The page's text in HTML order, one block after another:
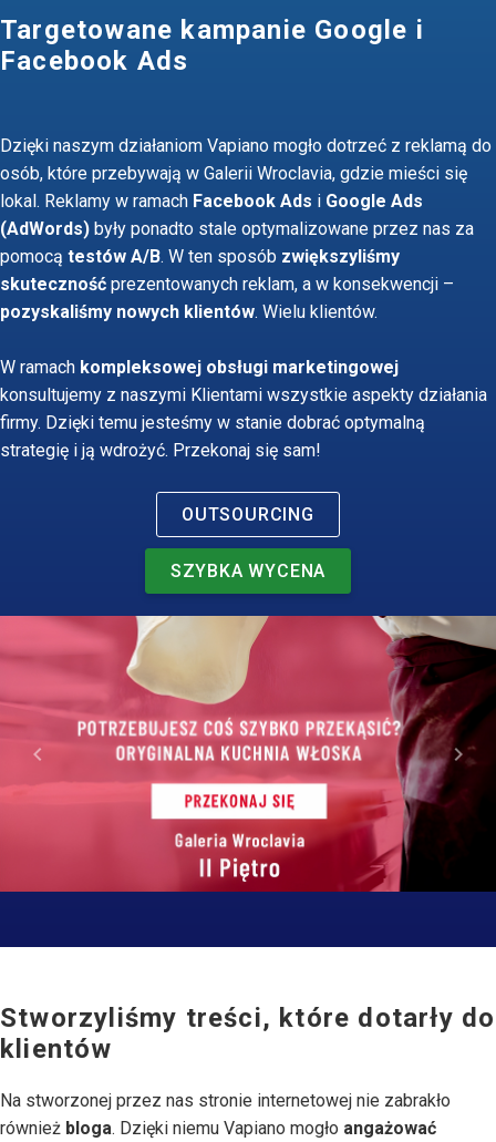
keyboard_arrow_left keyboard_arrow_right
Targetowane kampanie Google i
Facebook Ads
Dzięki naszym działaniom Vapiano mogło dotrzeć z reklamą do
osób, które przebywają w Galerii Wroclavia, gdzie mieści się
lokal. Reklamy w ramach Facebook Ads i Google Ads
(AdWords) były ponadto stale optymalizowane przez nas za
pomocą testów A/B. W ten sposób zwiększyliśmy
skuteczność prezentowanych reklam, a w konsekwencji –
pozyskaliśmy nowych klientów. Wielu klientów.
W ramach kompleksowej obsługi marketingowej
konsultujemy z naszymi Klientami wszystkie aspekty działania
firmy. Dzięki temu jesteśmy w stanie dobrać optymalną
strategię i ją wdrożyć. Przekonaj się sam!
OUTSOURCING
SZYBKA WYCENA
Stworzyliśmy treści, które dotarły do
klientów
Na stworzonej przez nas stronie internetowej nie zabrakło
również bloga. Dzięki niemu Vapiano mogło angażować